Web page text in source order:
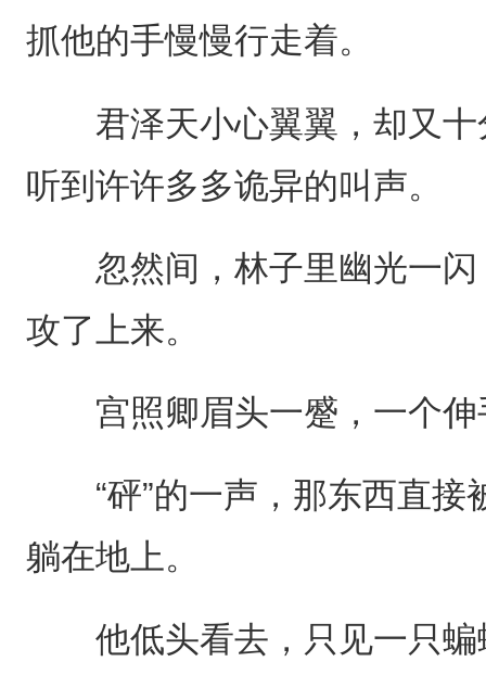
抓他的手慢慢行走着。
君泽天小心翼翼，却又十
听到许许多多诡异的叫声。
忽然间，林子里幽光一闪
攻了上来。
宫照卿眉头一蹙，一个伸
“砰”的一声，那东西直接
躺在地上。
他低头看去，只见一只蝙